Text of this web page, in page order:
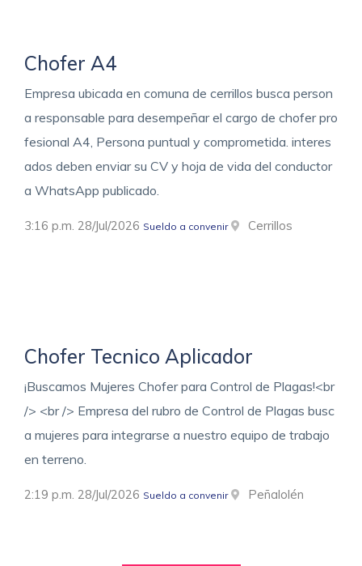
Chofer A4
Empresa ubicada en comuna de cerrillos busca person
a responsable para desempeñar el cargo de chofer pro
fesional A4, Persona puntual y comprometida. interes
ados deben enviar su CV y hoja de vida del conductor
a WhatsApp publicado.
3:16 p.m. 28/Jul/2026 Sueldo a convenir Cerrillos
Chofer Tecnico Aplicador
¡Buscamos Mujeres Chofer para Control de Plagas!<br
/> <br /> Empresa del rubro de Control de Plagas busc
a mujeres para integrarse a nuestro equipo de trabajo
en terreno.
2:19 p.m. 28/Jul/2026 Sueldo a convenir Peñalolén